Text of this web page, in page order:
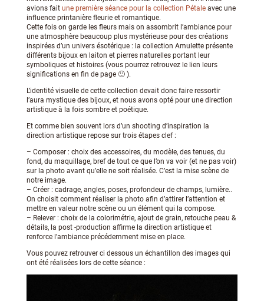
avions fait une première séance pour la collection Pétaleavec une
influence printanière fleurie et romantique.
Cette fois on garde les fleurs mais on assombrit l’ambiance pour
une atmosphère beaucoup plus mystérieuse pour des créations
inspirées d’un univers ésotérique : la collection Amulette présente
différents bijoux en laiton et pierres naturelles portant leur
symboliques et histoires (vous pourrez retrouvez le lien leurs
significations en fin de page 🙂 ).
L’identité visuelle de cette collection devait donc faire ressortir
l’aura mystique des bijoux, et nous avons opté pour une direction
artistique à la fois sombre et poétique.
Et comme bien souvent lors d’un shooting d’inspiration la
direction artistique repose sur trois étapes clef :
– Composer : choix des accessoires, du modèle, des tenues, du
fond, du maquillage, bref de tout ce que l’on va voir (et ne pas voir)
sur la photo avant qu’elle ne soit réalisée. C’est la mise scène de
notre image.
– Créer : cadrage, angles, poses, profondeur de champs, lumière..
On choisit comment réaliser la photo afin d’attirer l’attention et
mettre en valeur notre scène ou un élément qui la compose.
– Relever : choix de la colorimétrie, ajout de grain, retouche peau &
détails, la post -production affirme la direction artistique et
renforce l’ambiance précédemment mise en place.
Vous pouvez retrouver ci dessous un échantillon des images qui
ont été réalisées lors de cette séance :